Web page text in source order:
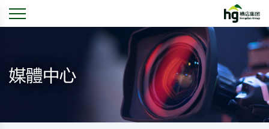
媒體中心